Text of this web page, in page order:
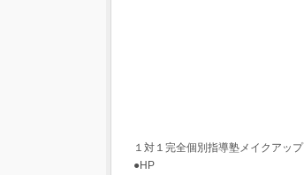
１対１完全個別指導塾メイクアップ
●HP